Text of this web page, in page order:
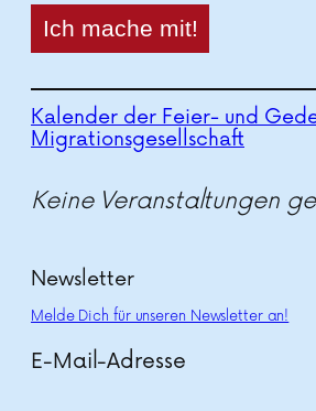
Kalender der Feier- und
Migrationsgesellschaft
Keine Veranstaltungen
Newsletter
Melde Dich für unseren Newsletter an!
E-Mail-Adresse